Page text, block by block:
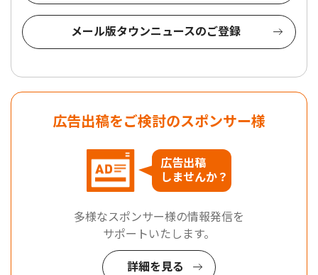
メール版タウンニュースのご登録
広告出稿をご検討のスポンサー様
広告出稿
しませんか？
多様なスポンサー様の情報発信を
サポートいたします。
詳細を見る